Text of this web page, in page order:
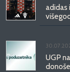
adidas
UGP